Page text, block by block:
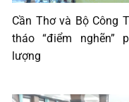
Cần Thơ và Bộ Công
tháo “điểm nghẽn”
lượng